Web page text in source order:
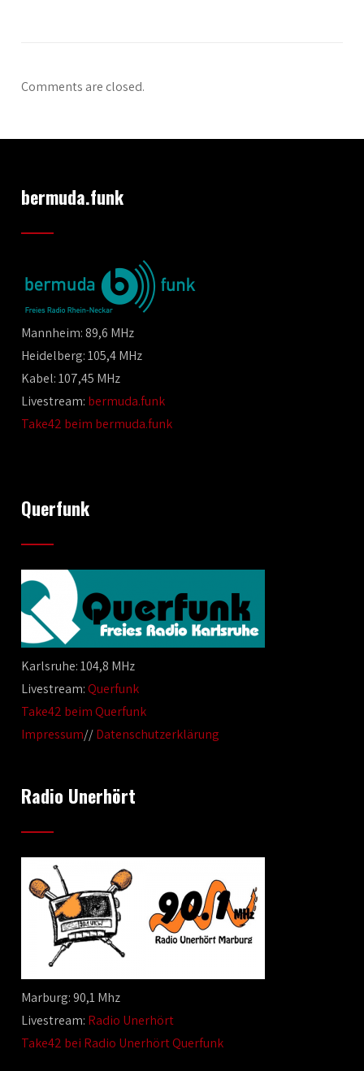
Comments are closed.
bermuda.funk
Mannheim: 89,6 MHz
Heidelberg: 105,4 MHz
Kabel: 107,45 MHz
Livestream: bermuda.funk
Take42 beim bermuda.funk
Querfunk
Karlsruhe: 104,8 MHz
Livestream:Querfunk
Take42 beim Querfunk
Impressum//Datenschutzerklärung
Radio Unerhört
Marburg: 90,1 Mhz
Livestream: Radio Unerhört
Take42 bei Radio Unerhört Querfunk